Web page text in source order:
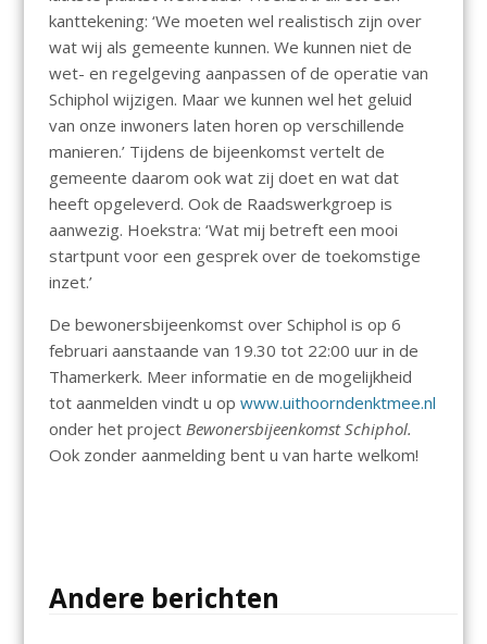
kanttekening: ‘We moeten wel realistisch zijn over
wat wij als gemeente kunnen. We kunnen niet de
wet- en regelgeving aanpassen of de operatie van
Schiphol wijzigen. Maar we kunnen wel het geluid
van onze inwoners laten horen op verschillende
manieren.’ Tijdens de bijeenkomst vertelt de
gemeente daarom ook wat zij doet en wat dat
heeft opgeleverd. Ook de Raadswerkgroep is
aanwezig. Hoekstra: ‘Wat mij betreft een mooi
startpunt voor een gesprek over de toekomstige
inzet.’
De bewonersbijeenkomst over Schiphol is op 6
februari aanstaande van 19.30 tot 22:00 uur in de
Thamerkerk. Meer informatie en de mogelijkheid
tot aanmelden vindt u op www.uithoorndenktmee.nl
onder het project Bewonersbijeenkomst Schiphol.
Ook zonder aanmelding bent u van harte welkom!
Andere berichten